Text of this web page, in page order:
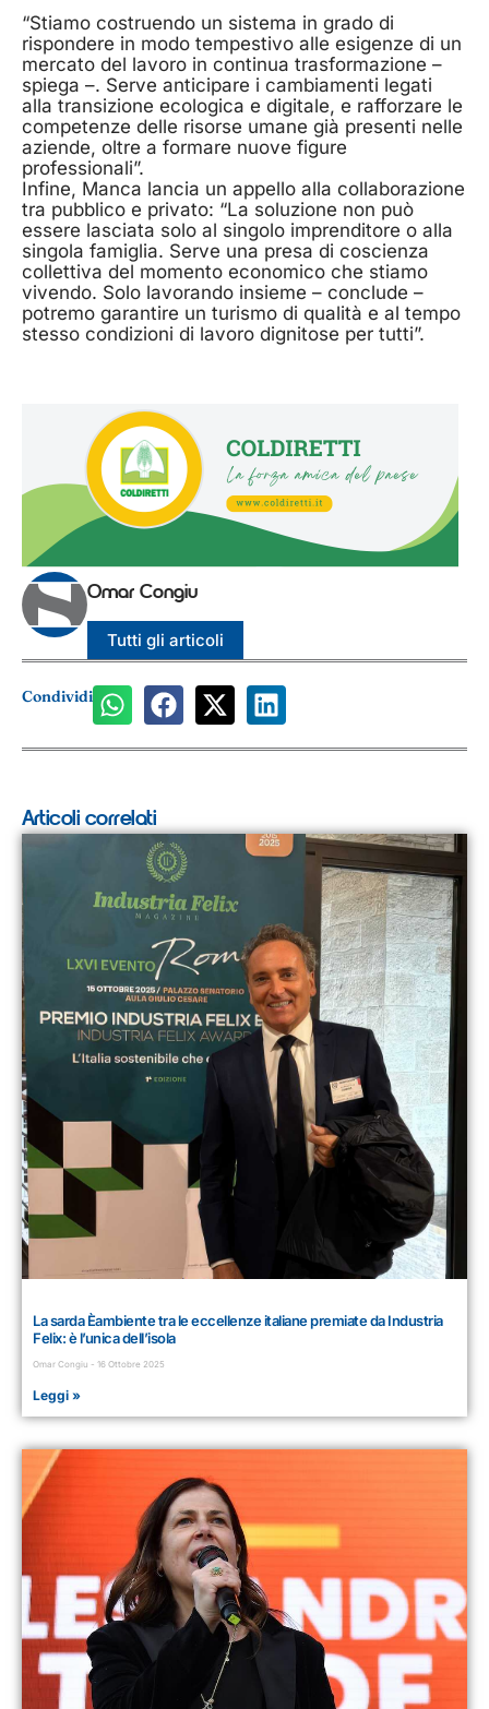
“Stiamo costruendo un sistema in grado di
rispondere in modo tempestivo alle esigenze di un
mercato del lavoro in continua trasformazione –
spiega –. Serve anticipare i cambiamenti legati
alla transizione ecologica e digitale, e rafforzare le
competenze delle risorse umane già presenti nelle
aziende, oltre a formare nuove figure
professionali”.
Infine, Manca lancia un appello alla collaborazione
tra pubblico e privato: “La soluzione non può
essere lasciata solo al singolo imprenditore o alla
singola famiglia. Serve una presa di coscienza
collettiva del momento economico che stiamo
vivendo. Solo lavorando insieme – conclude –
potremo garantire un turismo di qualità e al tempo
stesso condizioni di lavoro dignitose per tutti”.
Omar Congiu
Tutti gli articoli
Condividi
Articoli correlati
La sarda Èambiente tra le eccellenze italiane premiate da Industria
Felix: è l’unica dell’isola
Omar Congiu 16 Ottobre 2025
Leggi »